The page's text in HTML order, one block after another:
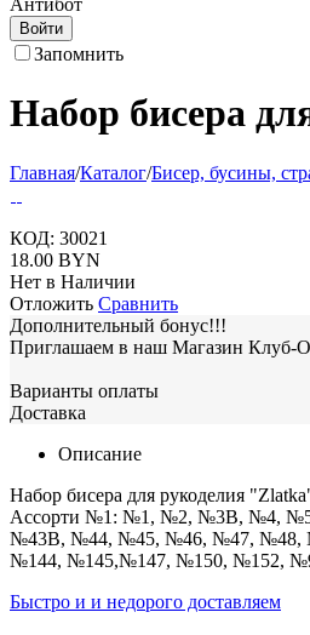
Антибот
Войти
Запомнить
Набор бисера
Главная/Каталог/Бисер, бусины,
КОД: 30021
18.00 BYN
Нет в Наличии
Отложить Сравнить
Дополнительный бонус!!!
Приглашаем в наш Магазин Клуб-
Варианты оплаты
Доставка
Описание
Набор бисера для рукоделия
Ассорти №1: №1, №2, №3В, №4,
№43В, №44, №45, №46, №47, №48,
№144, №145,№147, №150, №152,
Быстро и и недорого доставляем